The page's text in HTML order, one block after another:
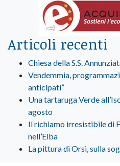
Articoli recenti
Chiesa della S.S.
Vendemmia,
anticipati”
Una tartaruga Verde
agosto
Il richiamo irresistibile di
nell’Elba
La pittura di Orsi, sulla